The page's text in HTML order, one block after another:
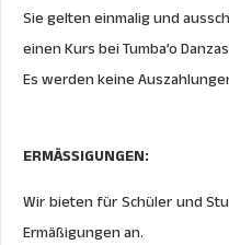
Sie gelten einmalig und
einen Kurs bei Tumba’o
Es werden keine
ERMÄSSIGUNGEN:
Wir bieten für Schüler und
Ermäßigungen an.